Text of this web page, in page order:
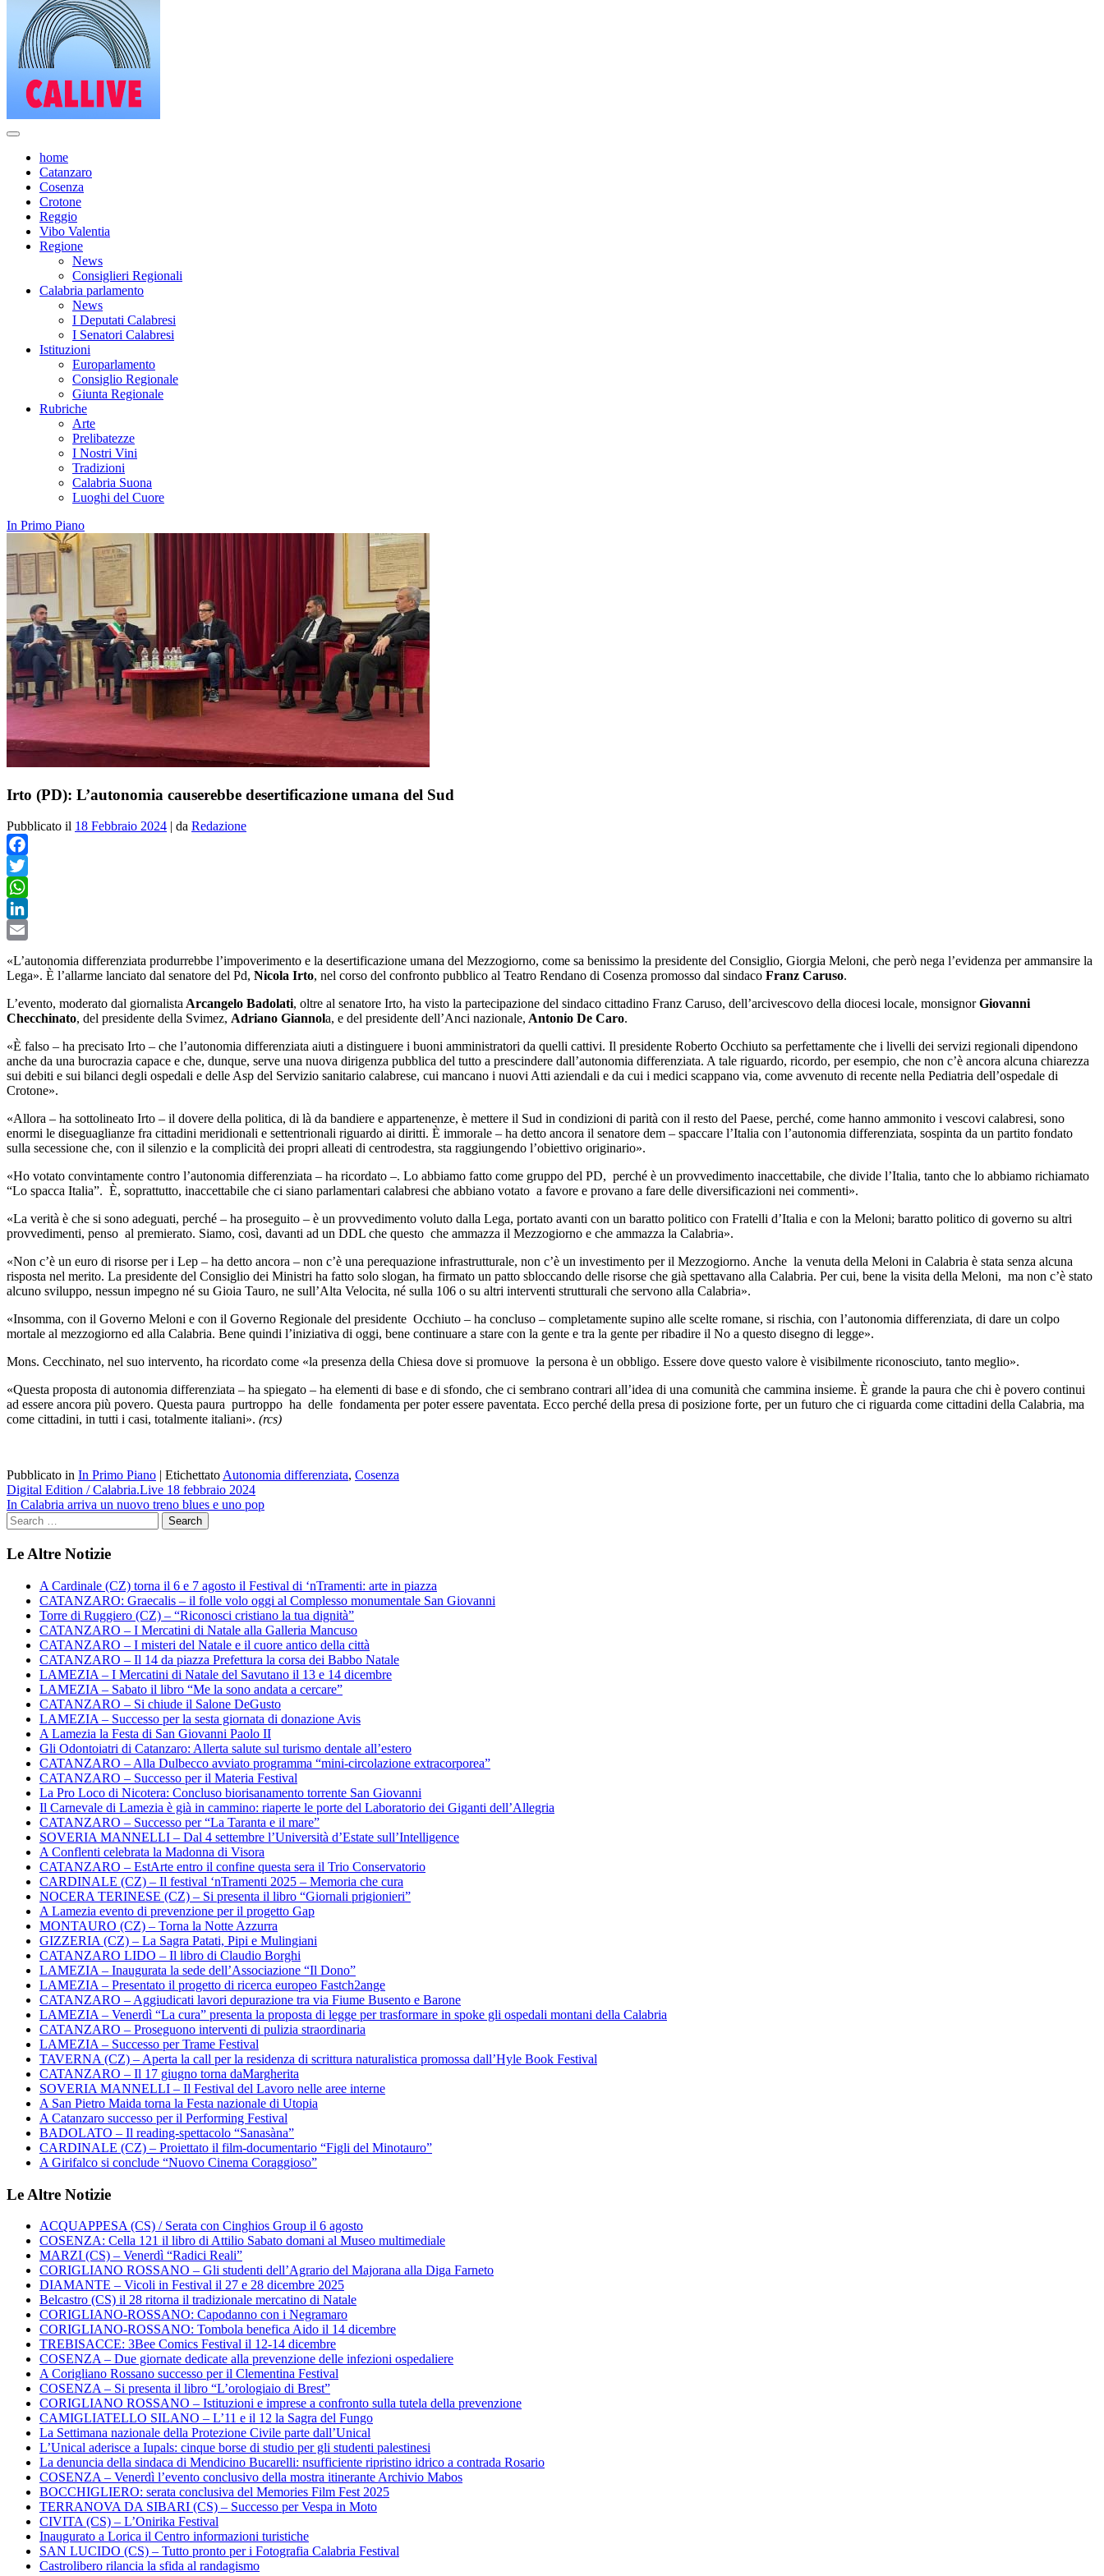
home
Catanzaro
Cosenza
Crotone
Reggio
Vibo Valentia
Regione
News
Consiglieri Regionali
Calabria parlamento
News
I Deputati Calabresi
I Senatori Calabresi
Istituzioni
Europarlamento
Consiglio Regionale
Giunta Regionale
Rubriche
Arte
Prelibatezze
I Nostri Vini
Tradizioni
Calabria Suona
Luoghi del Cuore
In Primo Piano
Irto (PD): L’autonomia causerebbe desertificazione umana del Sud
Pubblicato il 18 Febbraio 2024 | da Redazione
Facebook
Twitter
WhatsApp
LinkedIn
«L’autonomia differenziata produrrebbe l’impoverimento e la desertificazione umana del Mezzogiorno, come sa benissimo la presidente del Consiglio, Giorgia Meloni, che però nega l’evidenza per ammansire la
Lega». È l’allarme lanciato dal senatore del Pd, Nicola Irto, nel corso del confronto pubblico al Teatro Rendano di Cosenza promosso dal sindaco Franz Caruso.
L’evento, moderato dal giornalistaArcangelo Badolati, oltre al senatore Irto, ha visto la partecipazione del sindaco cittadino Franz Caruso, dell’arcivescovo della diocesi locale, monsignorGiovanni
Checchinato, del presidente della Svimez, Adriano Giannola, e del presidente dell’Anci nazionale, Antonio De Caro.
«È falso – ha precisato Irto – che l’autonomia differenziata aiuti a distinguere i buoni amministratori da quelli cattivi. Il presidente Roberto Occhiuto sa perfettamente che i livelli dei servizi regionali dipendono
anche da una burocrazia capace e che, dunque, serve una nuova dirigenza pubblica del tutto a prescindere dall’autonomia differenziata. A tale riguardo, ricordo, per esempio, che non c’è ancora alcuna chiarezza
sui debiti e sui bilanci degli ospedali e delle Asp del Servizio sanitario calabrese, cui mancano i nuovi Atti aziendali e da cui i medici scappano via, come avvenuto di recente nella Pediatria dell’ospedale di
Crotone».
«Allora – ha sottolineato Irto – il dovere della politica, di là da bandiere e appartenenze, è mettere il Sud in condizioni di parità con il resto del Paese, perché, come hanno ammonito i vescovi calabresi, sono
enormi le diseguaglianze fra cittadini meridionali e settentrionali riguardo ai diritti. È immorale – ha detto ancora il senatore dem – spaccare l’Italia con l’autonomia differenziata, sospinta da un partito fondato
sulla secessione che, con il silenzio e la complicità dei propri alleati di centrodestra, sta raggiungendo l’obiettivo originario».
«Ho votato convintamente contro l’autonomia differenziata – ha ricordato –. Lo abbiamo fatto come gruppo del PD, perché è un provvedimento inaccettabile, che divide l’Italia, tanto che lo abbiamo richiamato
“Lo spacca Italia”. È, soprattutto, inaccettabile che ci siano parlamentari calabresi che abbiano votato a favore e provano a fare delle diversificazioni nei commenti».
«La verità è che si sono adeguati, perché – ha proseguito – è un provvedimento voluto dalla Lega, portato avanti con un baratto politico con Fratelli d’Italia e con la Meloni; baratto politico di governo su altri
provvedimenti, penso al premierato. Siamo, così, davanti ad un DDL che questo che ammazza il Mezzogiorno e che ammazza la Calabria».
«Non c’è un euro di risorse per i Lep – ha detto ancora – non c’è una perequazione infrastrutturale, non c’è un investimento per il Mezzogiorno. Anche la venuta della Meloni in Calabria è stata senza alcuna
risposta nel merito. La presidente del Consiglio dei Ministri ha fatto solo slogan, ha firmato un patto sbloccando delle risorse che già spettavano alla Calabria. Per cui, bene la visita della Meloni, ma non c’è stato
alcuno sviluppo, nessun impegno né su Gioia Tauro, ne sull’Alta Velocita, né sulla 106 o su altri interventi strutturali che servono alla Calabria».
«Insomma, con il Governo Meloni e con il Governo Regionale del presidente Occhiuto – ha concluso – completamente supino alle scelte romane, si rischia, con l’autonomia differenziata, di dare un colpo
mortale al mezzogiorno ed alla Calabria. Bene quindi l’iniziativa di oggi, bene continuare a stare con la gente e tra la gente per ribadire il No a questo disegno di legge».
Mons. Cecchinato, nel suo intervento, ha ricordato come «la presenza della Chiesa dove si promuove la persona è un obbligo. Essere dove questo valore è visibilmente riconosciuto, tanto meglio».
«Questa proposta di autonomia differenziata – ha spiegato – ha elementi di base e di sfondo, che ci sembrano contrari all’idea di una comunità che cammina insieme. È grande la paura che chi è povero continui
ad essere ancora più povero. Questa paura purtroppo ha delle fondamenta per poter essere paventata. Ecco perché della presa di posizione forte, per un futuro che ci riguarda come cittadini della Calabria, ma
come cittadini, in tutti i casi, totalmente italiani». (rcs)
Pubblicato in In Primo Piano | EtichettatoAutonomia differenziata, Cosenza
Navigazione
articoli
Digital Edition / Calabria.Live 18 febbraio 2024
In Calabria arriva un nuovo treno blues e uno pop
Le Altre Notizie
A Cardinale (CZ) torna il 6 e 7 agosto il Festival di ‘nTramenti: arte in piazza
CATANZARO: Graecalis – il folle volo oggi al Complesso monumentale San Giovanni
Torre di Ruggiero (CZ) – “Riconosci cristiano la tua dignità”
CATANZARO – I Mercatini di Natale alla Galleria Mancuso
CATANZARO – I misteri del Natale e il cuore antico della città
CATANZARO – Il 14 da piazza Prefettura la corsa dei Babbo Natale
LAMEZIA – I Mercatini di Natale del Savutano il 13 e 14 dicembre
LAMEZIA – Sabato il libro “Me la sono andata a cercare”
CATANZARO – Si chiude il Salone DeGusto
LAMEZIA – Successo per la sesta giornata di donazione Avis
A Lamezia la Festa di San Giovanni Paolo II
Gli Odontoiatri di Catanzaro: Allerta salute sul turismo dentale all’estero
CATANZARO – Alla Dulbecco avviato programma “mini-circolazione extracorporea”
CATANZARO – Successo per il Materia Festival
La Pro Loco di Nicotera: Concluso biorisanamento torrente San Giovanni
Il Carnevale di Lamezia è già in cammino: riaperte le porte del Laboratorio dei Giganti dell’Allegria
CATANZARO – Successo per “La Taranta e il mare”
SOVERIA MANNELLI – Dal 4 settembre l’Università d’Estate sull’Intelligence
A Conflenti celebrata la Madonna di Visora
CATANZARO – EstArte entro il confine questa sera il Trio Conservatorio
CARDINALE (CZ) – Il festival ‘nTramenti 2025 – Memoria che cura
NOCERA TERINESE (CZ) – Si presenta il libro “Giornali prigionieri”
A Lamezia evento di prevenzione per il progetto Gap
MONTAURO (CZ) – Torna la Notte Azzurra
GIZZERIA (CZ) – La Sagra Patati, Pipi e Mulingiani
CATANZARO LIDO – Il libro di Claudio Borghi
LAMEZIA – Inaugurata la sede dell’Associazione “Il Dono”
LAMEZIA – Presentato il progetto di ricerca europeo Fastch2ange
CATANZARO – Aggiudicati lavori depurazione tra via Fiume Busento e Barone
LAMEZIA – Venerdì “La cura” presenta la proposta di legge per trasformare in spoke gli ospedali montani della Calabria
CATANZARO – Proseguono interventi di pulizia straordinaria
LAMEZIA – Successo per Trame Festival
TAVERNA (CZ) – Aperta la call per la residenza di scrittura naturalistica promossa dall’Hyle Book Festival
CATANZARO – Il 17 giugno torna daMargherita
SOVERIA MANNELLI – Il Festival del Lavoro nelle aree interne
A San Pietro Maida torna la Festa nazionale di Utopia
A Catanzaro successo per il Performing Festival
BADOLATO – Il reading-spettacolo “Sanasàna”
CARDINALE (CZ) – Proiettato il film-documentario “Figli del Minotauro”
A Girifalco si conclude “Nuovo Cinema Coraggioso”
Le Altre Notizie
ACQUAPPESA (CS) / Serata con Cinghios Group il 6 agosto
COSENZA: Cella 121 il libro di Attilio Sabato domani al Museo multimediale
MARZI (CS) – Venerdì “Radici Reali”
CORIGLIANO ROSSANO – Gli studenti dell’Agrario del Majorana alla Diga Farneto
DIAMANTE – Vicoli in Festival il 27 e 28 dicembre 2025
Belcastro (CS) il 28 ritorna il tradizionale mercatino di Natale
CORIGLIANO-ROSSANO: Capodanno con i Negramaro
CORIGLIANO-ROSSANO: Tombola benefica Aido il 14 dicembre
TREBISACCE: 3Bee Comics Festival il 12-14 dicembre
COSENZA – Due giornate dedicate alla prevenzione delle infezioni ospedaliere
A Corigliano Rossano successo per il Clementina Festival
COSENZA – Si presenta il libro “L’orologiaio di Brest”
CORIGLIANO ROSSANO – Istituzioni e imprese a confronto sulla tutela della prevenzione
CAMIGLIATELLO SILANO – L’11 e il 12 la Sagra del Fungo
La Settimana nazionale della Protezione Civile parte dall’Unical
L’Unical aderisce a Iupals: cinque borse di studio per gli studenti palestinesi
La denuncia della sindaca di Mendicino Bucarelli: nsufficiente ripristino idrico a contrada Rosario
COSENZA – Venerdì l’evento conclusivo della mostra itinerante Archivio Mabos
BOCCHIGLIERO: serata conclusiva del Memories Film Fest 2025
TERRANOVA DA SIBARI (CS) – Successo per Vespa in Moto
CIVITA (CS) – L’Onirika Festival
Inaugurato a Lorica il Centro informazioni turistiche
SAN LUCIDO (CS) – Tutto pronto per i Fotografia Calabria Festival
Castrolibero rilancia la sfida al randagismo